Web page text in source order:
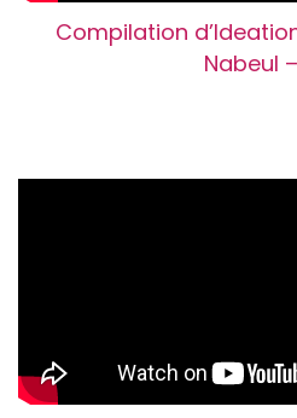
Compilation
Nabeul